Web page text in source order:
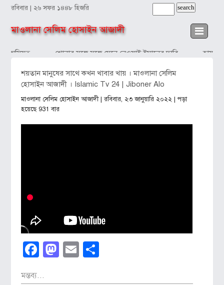
রবিবার | ২৬ সফর ১৪৪৮ হিজরি
মাওলানা সেলিম হোসাইন আজাদী
অসিয়ত শোনার সঙ্গে সঙ্গে মেনে নেওয়াই ইমানের দাবি হায়!
শয়তান মানুষের সাথে কখন খাবার খায় । মাওলানা সেলিম
হোসাইন আজাদী । Islamic Tv 24 | Jiboner Alo
মাওলানা সেলিম হোসাইন আজাদী| রবিবার, ২৩ জানুয়ারি ২০২২ | পড়া
হয়েছে 931 বার
Facebook
Mastodon
Email
মন্তব্য...